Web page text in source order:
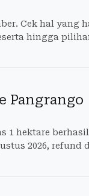
Cek hal yang
hingga
Pangrango
1 hektare berhasil
2026, refund